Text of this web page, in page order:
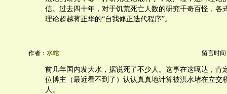
信。过去四十年，对于饥荒死亡人数的研究千奇百怪，各
理论超越蒋正华的“自我修正迭代程序”。
作者： 水蛇 留言时间
前几年国内发大水，据说死了不少人。这事在这嘎达，肯
位博主（最近看不到了）认认真真地计算被洪水堵在立交
人。